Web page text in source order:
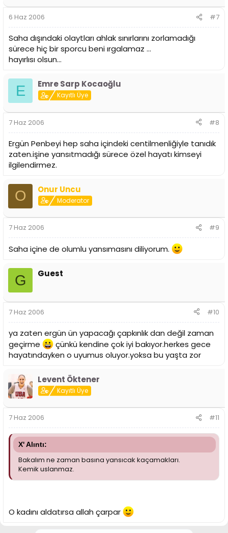
6 Haz 2006 #7
Saha dışındaki olaytları ahlak sınırlarını zorlamadığı
sürece hiç bir sporcu beni ırgalamaz ...
hayırlısı olsun...
E Emre Sarp Kocaoğlu
Kayıtlı Üye
7 Haz 2006 #8
Ergün Penbeyi hep saha içindeki centilmenliğiyle tanıdık
zaten.işine yansıtmadığı sürece özel hayatı kimseyi
ilgilendirmez.
O Onur Uncu
Moderator
7 Haz 2006 #9
Saha içine de olumlu yansımasını diliyorum.
G Guest
7 Haz 2006 #10
ya zaten ergün ün yapacağı çapkınlık dan değil zaman
geçirme
çünkü kendine çok iyi bakıyor.herkes gece
hayatındayken o uyumus oluyor.yoksa bu yaşta zor
Levent Öktener
Kayıtlı Üye
7 Haz 2006 #11
X' Alıntı:
Bakalım ne zaman basına yansıcak kaçamakları.
Kemik uslanmaz.
O kadını aldatırsa allah çarpar